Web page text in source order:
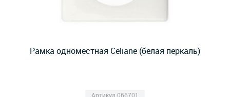
Рамка одноместная Celiane (белая перкаль)
Артикул 066701